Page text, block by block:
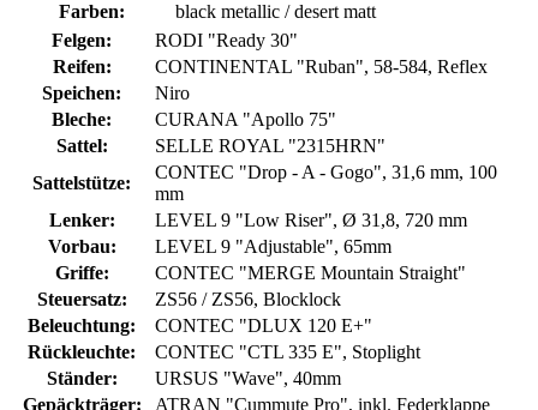
Farben:
black metallic / desert matt
Felgen:
RODI "Ready 30"
Reifen:
CONTINENTAL "Ruban", 58-584, Reflex
Speichen:
Niro
Bleche:
CURANA "Apollo 75"
Sattel:
SELLE ROYAL "2315HRN"
Sattelstütze:
CONTEC "Drop - A - Gogo", 31,6 mm, 100
mm
Lenker:
LEVEL 9 "Low Riser", Ø 31,8, 720 mm
Vorbau:
LEVEL 9 "Adjustable", 65mm
Griffe:
CONTEC "MERGE Mountain Straight"
Steuersatz:
ZS56 / ZS56, Blocklock
Beleuchtung:
CONTEC "DLUX 120 E+"
Rückleuchte:
CONTEC "CTL 335 E", Stoplight
Ständer:
URSUS "Wave", 40mm
Gepäckträger:
ATRAN "Cummute Pro", inkl. Federklappe